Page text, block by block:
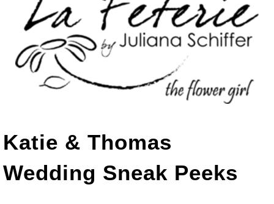
Katie & Thomas
Wedding Sneak Peeks